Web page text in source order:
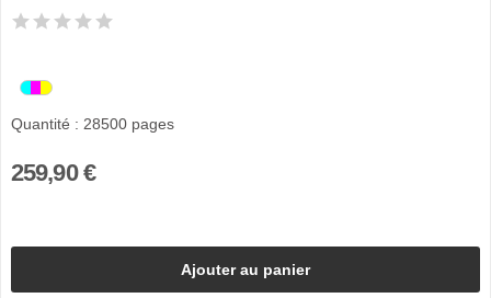
Quantité : 28500 pages
259,90 €
Ajouter au panier